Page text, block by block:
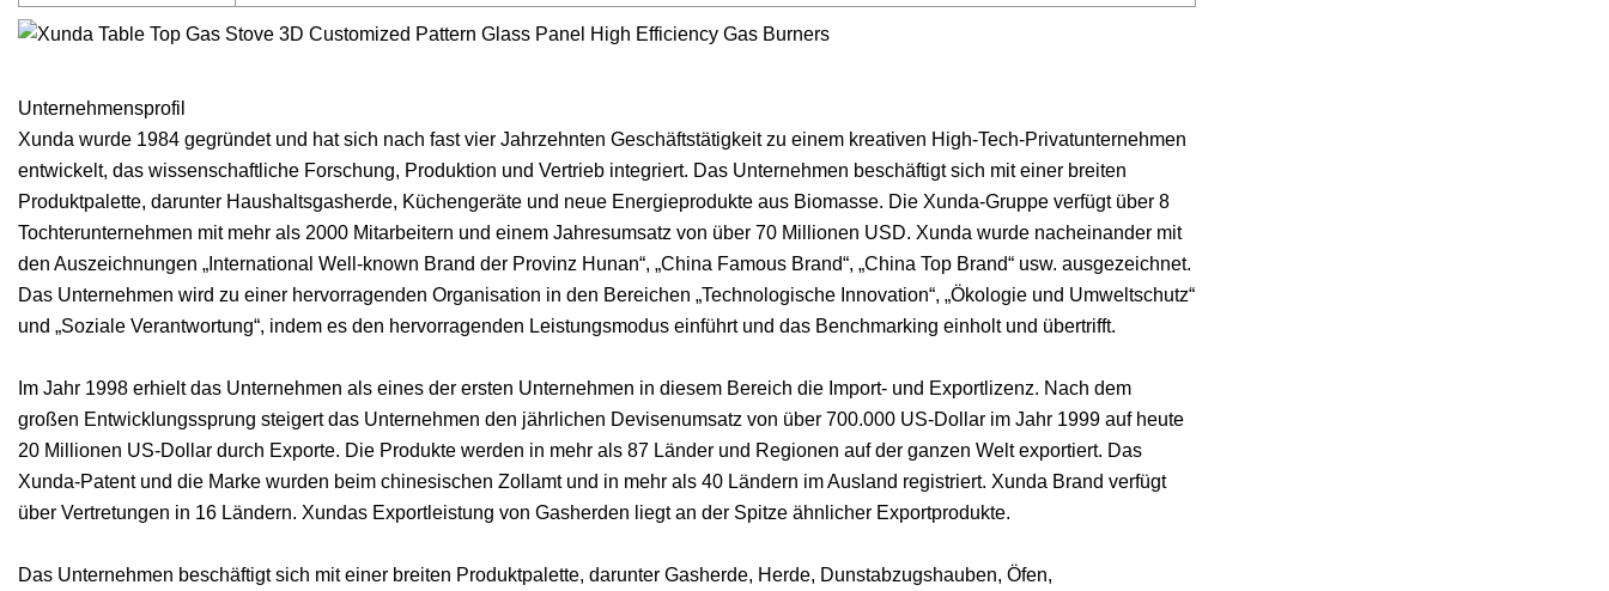
Unternehmensprofil
Xunda wurde 1984 gegründet und hat sich nach fast vier Jahrzehnten Geschäftstätigkeit zu einem kreativen High-Tech-Privatunternehmen
entwickelt, das wissenschaftliche Forschung, Produktion und Vertrieb integriert. Das Unternehmen beschäftigt sich mit einer breiten
Produktpalette, darunter Haushaltsgasherde, Küchengeräte und neue Energieprodukte aus Biomasse. Die Xunda-Gruppe verfügt über 8
Tochterunternehmen mit mehr als 2000 Mitarbeitern und einem Jahresumsatz von über 70 Millionen USD. Xunda wurde nacheinander mit
den Auszeichnungen „International Well-known Brand der Provinz Hunan“, „China Famous Brand“, „China Top Brand“ usw. ausgezeichnet.
Das Unternehmen wird zu einer hervorragenden Organisation in den Bereichen „Technologische Innovation“, „Ökologie und Umweltschutz“
und „Soziale Verantwortung“, indem es den hervorragenden Leistungsmodus einführt und das Benchmarking einholt und übertrifft.
Im Jahr 1998 erhielt das Unternehmen als eines der ersten Unternehmen in diesem Bereich die Import- und Exportlizenz. Nach dem
großen Entwicklungssprung steigert das Unternehmen den jährlichen Devisenumsatz von über 700.000 US-Dollar im Jahr 1999 auf heute
20 Millionen US-Dollar durch Exporte. Die Produkte werden in mehr als 87 Länder und Regionen auf der ganzen Welt exportiert. Das
Xunda-Patent und die Marke wurden beim chinesischen Zollamt und in mehr als 40 Ländern im Ausland registriert. Xunda Brand verfügt
über Vertretungen in 16 Ländern. Xundas Exportleistung von Gasherden liegt an der Spitze ähnlicher Exportprodukte.
Das Unternehmen beschäftigt sich mit einer breiten Produktpalette, darunter Gasherde, Herde, Dunstabzugshauben, Öfen,